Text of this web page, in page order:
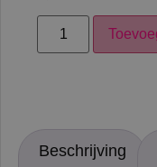
Beschrijving